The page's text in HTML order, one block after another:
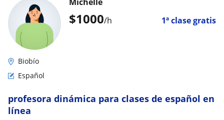
$1000/h 1ª clase gratis
Biobío
Español
profesora dinámica para clases de español en
línea